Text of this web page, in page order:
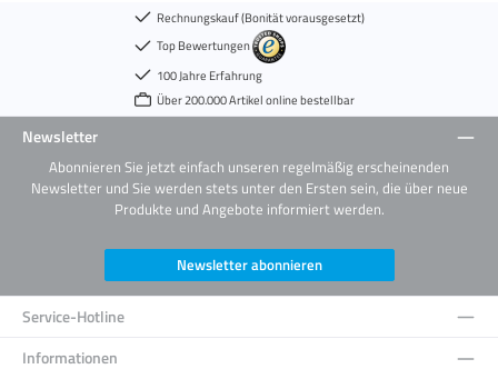
Rechnungskauf (Bonität vorausgesetzt)
Top Bewertungen
100 Jahre Erfahrung
Über 200.000 Artikel online bestellbar
Newsletter
Abonnieren Sie jetzt einfach unseren regelmäßig erscheinenden
Newsletter und Sie werden stets unter den Ersten sein, die über neue
Produkte und Angebote informiert werden.
Newsletter abonnieren
Service-Hotline
Informationen